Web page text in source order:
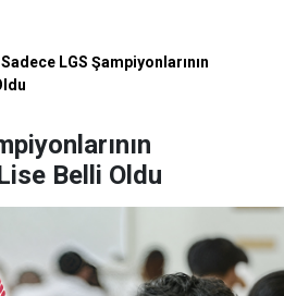
Sadece LGS Şampiyonlarının
Belli Oldu